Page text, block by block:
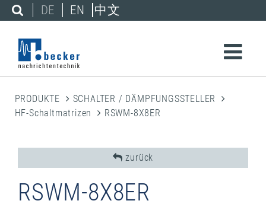
DE EN 中文
PRODUKTE
SCHALTER / DÄMPFUNGSSTELLER
HF-Schaltmatrizen
RSWM-8X8ER
zurück
RSWM-8X8ER